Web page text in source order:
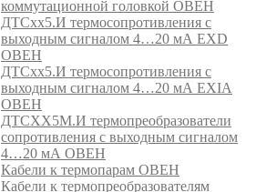
коммутационной головкой ОВЕН
ДТСхх5.И термосопротивления с
выходным сигналом 4…20 мА EXD
ОВЕН
ДТСхх5.И термосопротивления с
выходным сигналом 4…20 мА EXIA
ОВЕН
ДТСХХ5М.И термопреобразователи
сопротивления с выходным сигналом
4…20 мА ОВЕН
Кабели к термопарам ОВЕН
Кабели к термопреобразователям